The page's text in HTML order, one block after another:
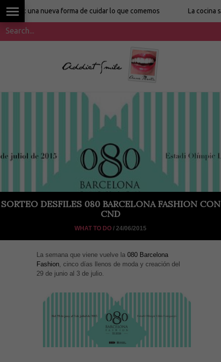
una nueva forma de cuidar lo que comemos La cocina sin
SORTEO DESFILES 080 BARCELONA FASHION CON
CND
WHAT TO DO / 24/06/2015
La semana que viene vuelve la 080 Barcelona
Fashion, cinco días llenos de moda y creación del
29 de junio al 3 de julio.